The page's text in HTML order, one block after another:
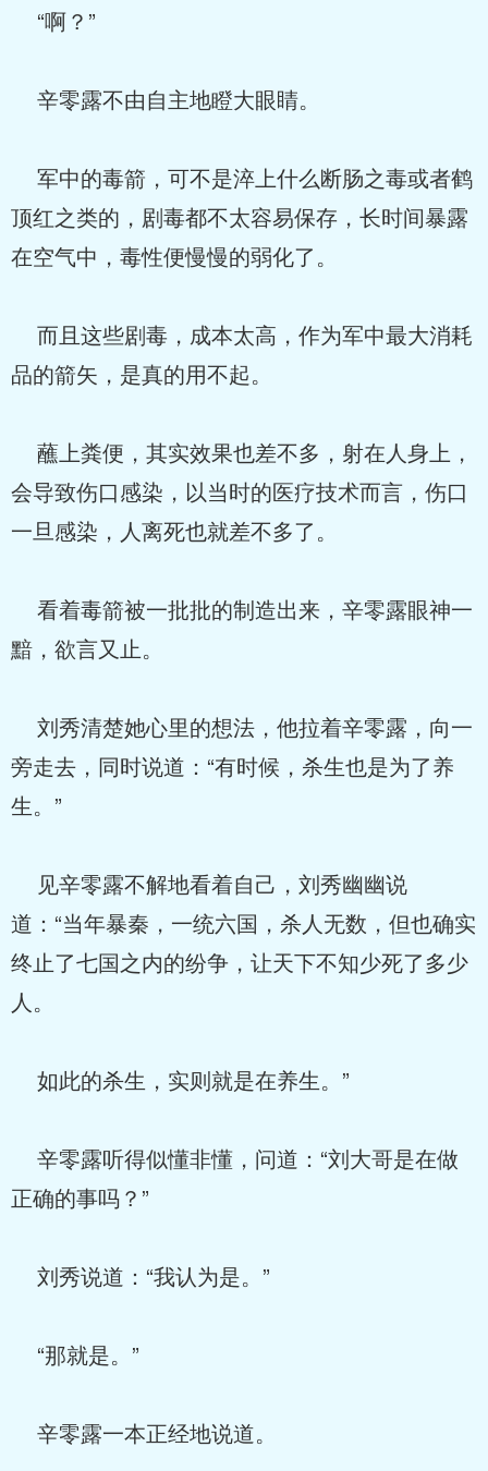
“啊？”
辛零露不由自主地瞪大眼睛。
军中的毒箭，可不是淬上什么断肠之毒或者鹤
顶红之类的，剧毒都不太容易保存，长时间暴露
在空气中，毒性便慢慢的弱化了。
而且这些剧毒，成本太高，作为军中最大消耗
品的箭矢，是真的用不起。
蘸上粪便，其实效果也差不多，射在人身上，
会导致伤口感染，以当时的医疗技术而言，伤口
一旦感染，人离死也就差不多了。
看着毒箭被一批批的制造出来，辛零露眼神一
黯，欲言又止。
刘秀清楚她心里的想法，他拉着辛零露，向一
旁走去，同时说道：“有时候，杀生也是为了养
生。”
见辛零露不解地看着自己，刘秀幽幽说
道：“当年暴秦，一统六国，杀人无数，但也确实
终止了七国之内的纷争，让天下不知少死了多少
人。
如此的杀生，实则就是在养生。”
辛零露听得似懂非懂，问道：“刘大哥是在做
正确的事吗？”
刘秀说道：“我认为是。”
“那就是。”
辛零露一本正经地说道。